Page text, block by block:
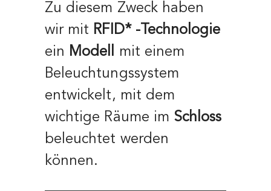
Zu diesem Zweck haben
wir mit RFID* -Technologie
ein Modell mit einem
Beleuchtungssystem
entwickelt, mit dem
wichtige Räume im Schloss
beleuchtet werden
können.